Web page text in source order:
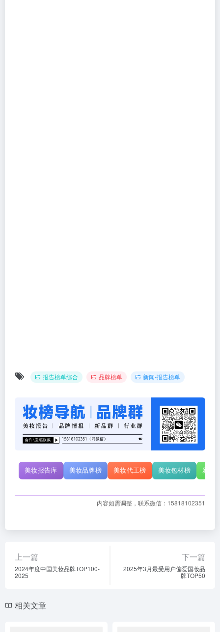
报告榜单综合 品牌榜单 新闻-报告榜单
美妆报告库 美妆品牌榜 美妆代工榜 美妆包材榜 新原
内容如需调整，联系微信：15818102351
上一篇
2024年度中国美妆品牌TOP100-
2025
下一篇
2025年3月最受用户偏爱国妆品
牌TOP50
相关文章